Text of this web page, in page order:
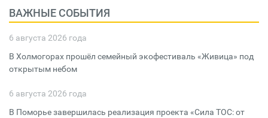
ВАЖНЫЕ СОБЫТИЯ
6 августа 2026 года
В Холмогорах прошёл семейный экофестиваль «Живица» под
открытым небом
6 августа 2026 года
В Поморье завершилась реализация проекта «Сила ТОС: от